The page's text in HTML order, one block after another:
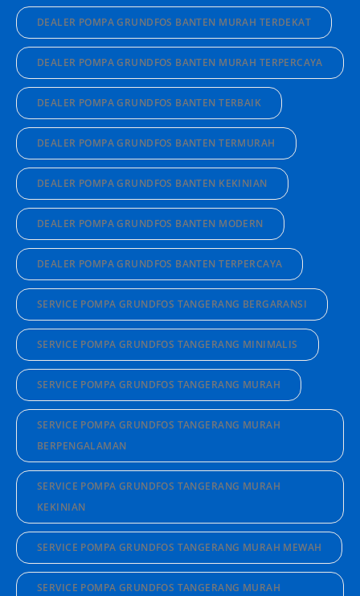
DEALER POMPA GRUNDFOS BANTEN MURAH TERDEKAT
DEALER POMPA GRUNDFOS BANTEN MURAH TERPERCAYA
DEALER POMPA GRUNDFOS BANTEN TERBAIK
DEALER POMPA GRUNDFOS BANTEN TERMURAH
DEALER POMPA GRUNDFOS BANTEN KEKINIAN
DEALER POMPA GRUNDFOS BANTEN MODERN
DEALER POMPA GRUNDFOS BANTEN TERPERCAYA
SERVICE POMPA GRUNDFOS TANGERANG BERGARANSI
SERVICE POMPA GRUNDFOS TANGERANG MINIMALIS
SERVICE POMPA GRUNDFOS TANGERANG MURAH
SERVICE POMPA GRUNDFOS TANGERANG MURAH
BERPENGALAMAN
SERVICE POMPA GRUNDFOS TANGERANG MURAH
KEKINIAN
SERVICE POMPA GRUNDFOS TANGERANG MURAH MEWAH
SERVICE POMPA GRUNDFOS TANGERANG MURAH